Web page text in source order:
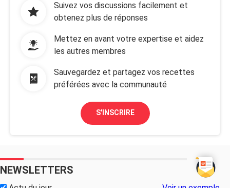
Suivez vos discussions facilement et
obtenez plus de réponses
Mettez en avant votre expertise et aidez
les autres membres
Sauvegardez et partagez vos recettes
préférées avec la communauté
S'INSCRIRE
NEWSLETTERS